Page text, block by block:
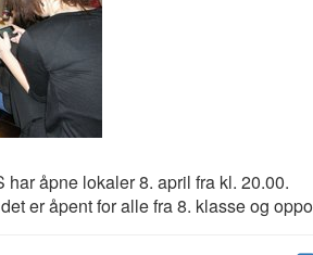
har åpne lokaler 8. april fra kl. 20.00.
er åpent for alle fra 8. klasse og